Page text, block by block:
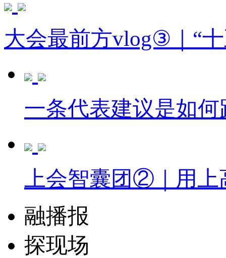
大会最前方vlog③｜“
一条代表建议是如
上会智囊团②｜用
融播报
探现场